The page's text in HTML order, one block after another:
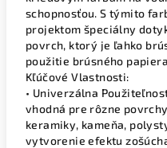
schopnosťou. S týmito
projektom špeciálny
povrch, ktorý je ľahko
použitie brúsného
Kľúčové Vlastnosti:
• Univerzálna
vhodná pre rôzne
keramiky, kameňa,
vytvorenie efektu